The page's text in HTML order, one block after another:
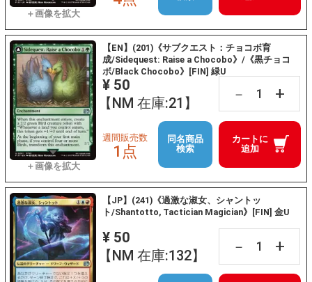
【EN】(201)《サブクエスト：チョコボ育
成/Sidequest: Raise a Chocobo》/《黒チョコ
ボ/Black Chocobo》[FIN] 緑U
¥ 50
【NM 在庫:21】
－ +
カートに
追加
週間販売数
1点
同名商品
検索
【JP】(241)《過激な淑女、シャントッ
ト/Shantotto, Tactician Magician》[FIN] 金U
¥ 50
【NM 在庫:132】
－ +